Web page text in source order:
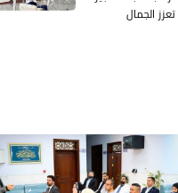
الجمال